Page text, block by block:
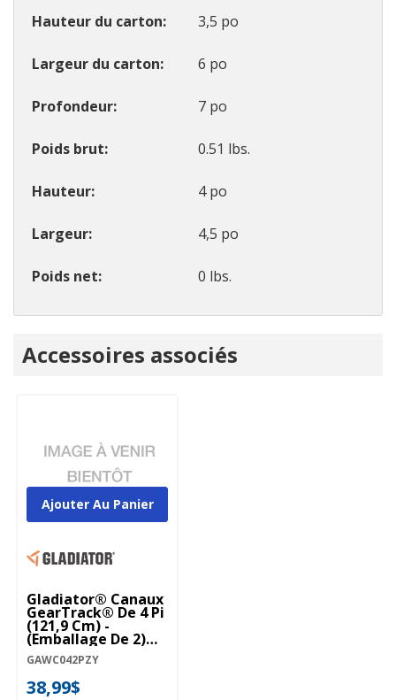
Hauteur du carton 3,5 po
Largeur du carton 6 po
Profondeur 7 po
Poids brut 0.51 lbs.
Hauteur 4 po
Largeur 4,5 po
Poids net 0 lbs.
Accessoires associés
Gladiator® Canaux
GearTrack® De 4 Pi
(121,9 Cm) -
(emballage De 2)
GAWC042PZY
GAWC042PZY
38,99$
Ajouter Au Panier